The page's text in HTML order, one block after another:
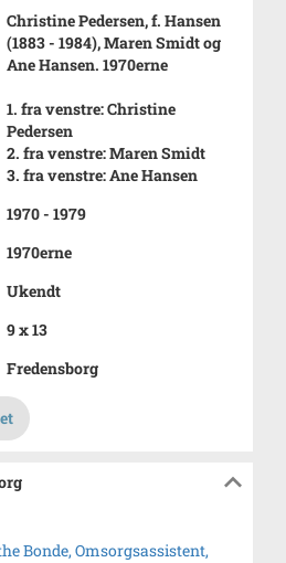
Christine Pedersen, f. Hansen
(1883 - 1984), Maren Smidt og
Ane Hansen. 1970erne
1. fra venstre: Christine
Pedersen
2. fra venstre: Maren Smidt
3. fra venstre: Ane Hansen
1970 - 1979
1970erne
Ukendt
9 x 13
Fredensborg
Bonde, Omsorgsassistent,